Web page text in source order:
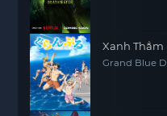
Xanh Thẳm
Grand Blue